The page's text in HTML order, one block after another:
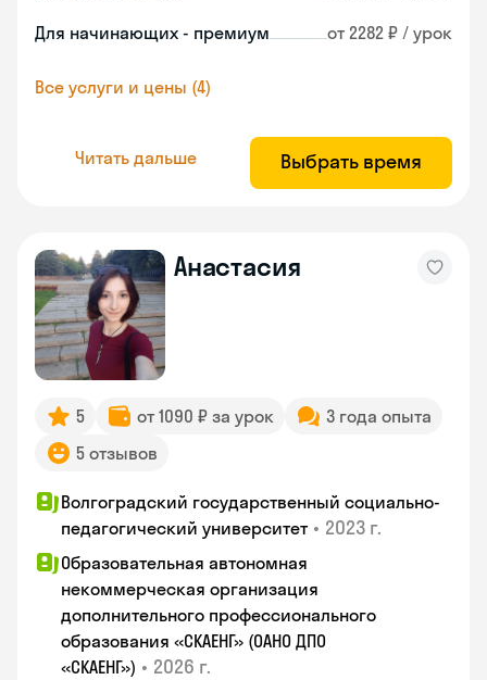
Для начинающих - премиум от 2282 ₽ / урок
Все услуги и цены (4)
Читать дальше Выбрать время
Анастасия
5 от 1090 ₽ за урок
3 года опыта
5 отзывов
Волгоградский государственный социально-
педагогический университет • 2023 г.
Образовательная автономная
некоммерческая организация
дополнительного профессионального
образования «СКАЕНГ» (ОАНО ДПО
«СКАЕНГ») • 2026 г.